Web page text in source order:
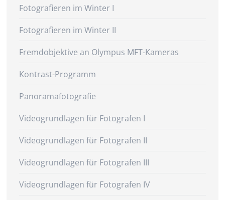
Fotografieren im Winter I
Fotografieren im Winter II
Fremdobjektive an Olympus MFT-Kameras
Kontrast-Programm
Panoramafotografie
Videogrundlagen für Fotografen I
Videogrundlagen für Fotografen II
Videogrundlagen für Fotografen III
Videogrundlagen für Fotografen IV